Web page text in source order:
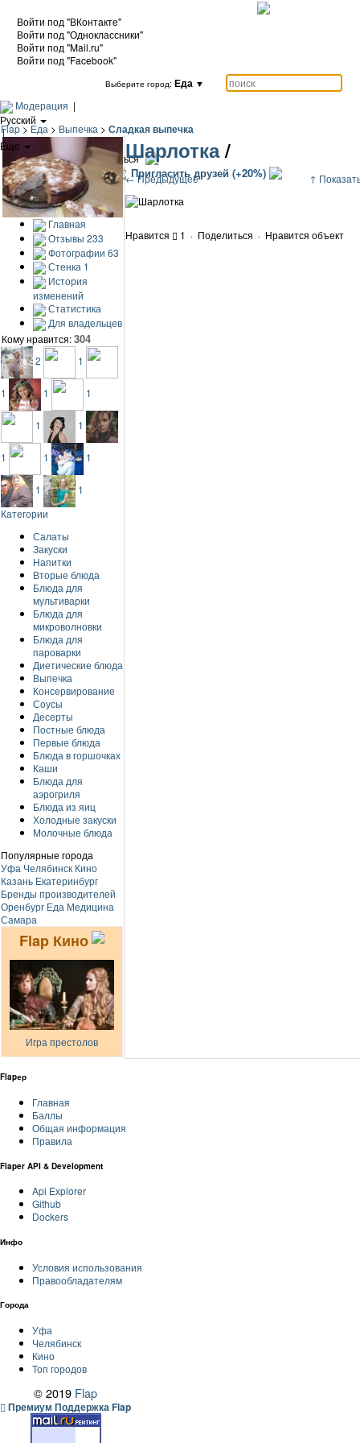
Войти под "ВКонтакте"
Войти под "Одноклассники"
Войти под "Mail.ru"
Войти под "Facebook"
Выберите город: Еда ▼
Модерация |
Русский
|
Еще
Войти / Зарегистрироваться
Добавить объект Пригласить друзей (+20%)
Flap>Еда > Выпечка > Сладкая выпечка
Главная
Отзывы 233
Фотографии 63
Стенка 1
История
изменений
Статистика
Для владельцев
Кому нравится:304
2 1
1 1 1
1 1
1 1 1
1
1
Категории
Салаты
Закуски
Напитки
Вторые блюда
Блюда для
мультиварки
Блюда для
микроволновки
Блюда для
пароварки
Диетические блюда
Выпечка
Консервирование
Соусы
Десерты
Постные блюда
Первые блюда
Блюда в горшочках
Каши
Блюда для
аэрогриля
Блюда из яиц
Холодные закуски
Молочные блюда
Популярные города
Уфа Челябинск Кино
Казань Екатеринбург
Бренды производителей
Оренбург Еда Медицина
Самара
Flap Кино
Игра престолов
Шарлотка/
← Предыдущее ↑
Нравится 1 · Поделиться · Нравится объект
Flapер
Главная
Баллы
Общая информация
Правила
Flaper API & Development
Api Explorer
Github
Dockers
Инфо
Условия использования
Правообладателям
Города
Уфа
Челябинск
Кино
Топ городов
© 2019 Flap
Премиум Поддержка Flap